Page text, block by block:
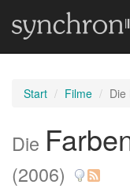
Start Filme Die
Die
(2006)